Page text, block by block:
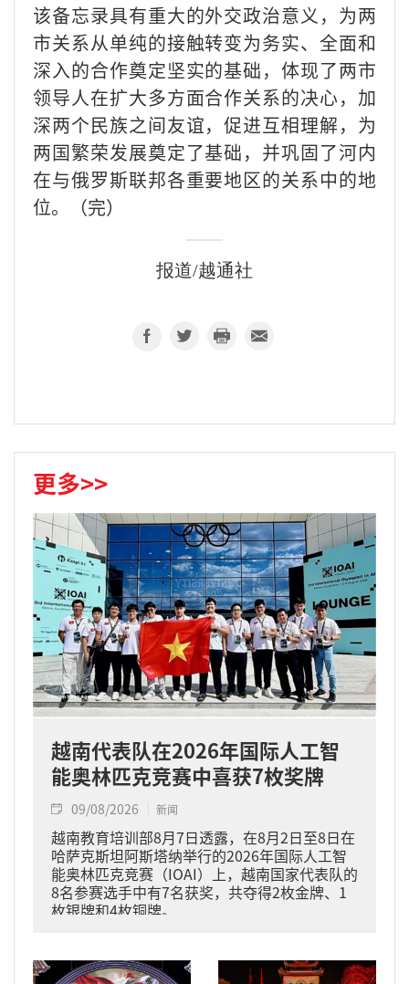
该备忘录具有重大的外交政治意义，为两
市关系从单纯的接触转变为务实、全面和
深入的合作奠定坚实的基础，体现了两市
领导人在扩大多方面合作关系的决心，加
深两个民族之间友谊，促进互相理解，为
两国繁荣发展奠定了基础，并巩固了河内
在与俄罗斯联邦各重要地区的关系中的地
位。（完）
报道/越通社
更多>>
越南代表队在2026年国际人工智
能奥林匹克竞赛中喜获7枚奖牌
09/08/2026 新闻
越南教育培训部8月7日透露，在8月2日至8日在
哈萨克斯坦阿斯塔纳举行的2026年国际人工智
能奥林匹克竞赛（IOAI）上，越南国家代表队的
8名参赛选手中有7名获奖，共夺得2枚金牌、1
枚银牌和4枚铜牌。